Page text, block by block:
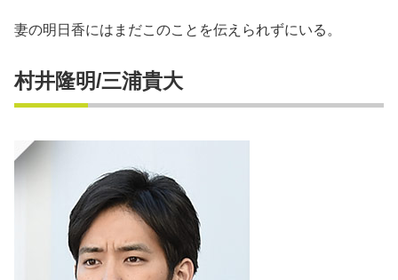
妻の明日香にはまだこのことを伝えられずにいる。
村井隆明/三浦貴大